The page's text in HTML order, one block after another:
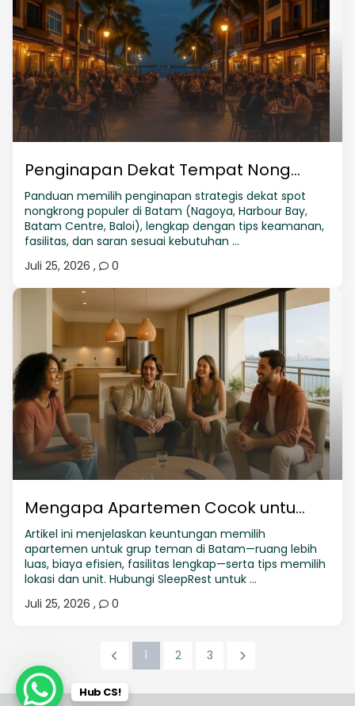
Penginapan Dekat Tempat Nong...
Panduan memilih penginapan strategis dekat spot
nongkrong populer di Batam (Nagoya, Harbour Bay,
Batam Centre, Baloi), lengkap dengan tips keamanan,
fasilitas, dan saran sesuai kebutuhan ...
Juli 25, 2026 , 0
Mengapa Apartemen Cocok untu...
Artikel ini menjelaskan keuntungan memilih
apartemen untuk grup teman di Batam—ruang lebih
luas, biaya efisien, fasilitas lengkap—serta tips memilih
lokasi dan unit. Hubungi SleepRest untuk ...
Juli 25, 2026 , 0
1 2 3
Hub CS!